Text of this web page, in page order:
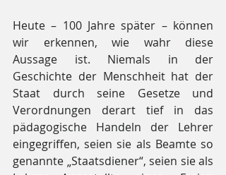
Heute – 100 Jahre später – können
wir erkennen, wie wahr diese
Aussage ist. Niemals in der
Geschichte der Menschheit hat der
Staat durch seine Gesetze und
Verordnungen derart tief in das
pädagogische Handeln der Lehrer
eingegriffen, seien sie als Beamte so
genannte „Staatsdiener“, seien sie als